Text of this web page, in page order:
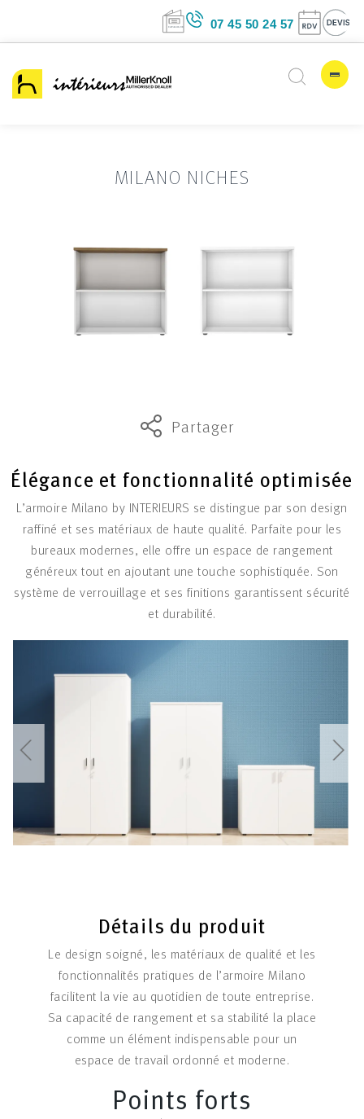
07 45 50 24
MILANO NICHES
Partager
Élégance et fonctionnalité optimisée
L’armoire Milano by INTERIEURS se distingue par son design
raffiné et ses matériaux de haute qualité. Parfaite pour les
bureaux modernes, elle offre un espace de rangement
généreux tout en ajoutant une touche sophistiquée. Son
système de verrouillage et ses finitions garantissent sécurité
et durabilité.
Détails du produit
Le design soigné, les matériaux de qualité et les
fonctionnalités pratiques de l’armoire Milano
facilitent la vie au quotidien de toute entreprise.
Sa capacité de rangement et sa stabilité la place
comme un élément indispensable pour un
espace de travail ordonné et moderne.
Points forts